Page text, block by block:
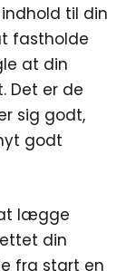
til din
fastholde
at din
Det er de
sig godt,
godt
lægge
din
fra start en